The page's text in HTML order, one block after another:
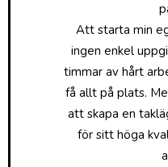
Att starta min
ingen enkel
timmar av hårt
få allt på plats.
att skapa en
för sitt höga